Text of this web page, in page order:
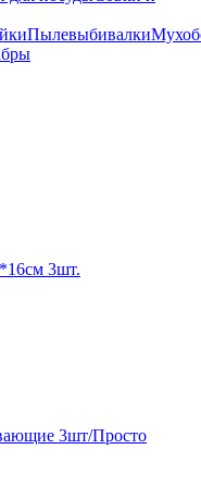
Пылевыбивалки
3шт.
3шт/Просто